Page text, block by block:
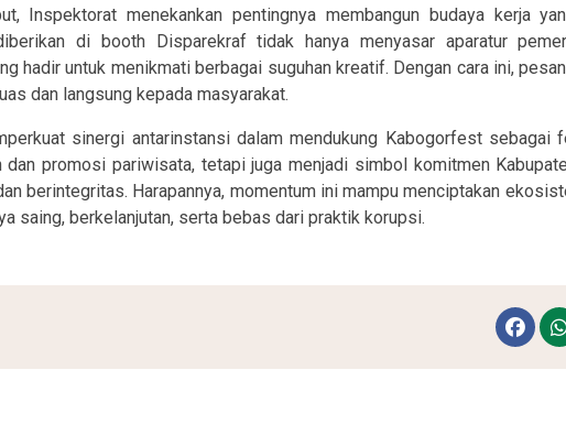
Inspektorat menekankan pentingnya membangun budaya kerja
di booth Disparekraf tidak hanya menyasar aparatur
hadir untuk menikmati berbagai suguhan kreatif. Dengan cara ini,
dan langsung kepada masyarakat.
sinergi antarinstansi dalam mendukung Kabogorfest sebagai
dan promosi pariwisata, tetapi juga menjadi simbol komitmen
berintegritas. Harapannya, momentum ini mampu menciptakan
saing, berkelanjutan, serta bebas dari praktik korupsi.